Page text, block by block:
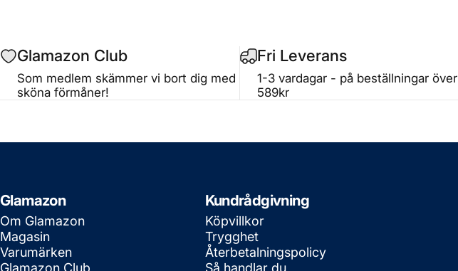
Glamazon Club
Som medlem skämmer vi bort dig med
sköna förmåner!
Fri Leverans
1-3 vardagar - på beställningar över
589kr
Glamazon
Om Glamazon
Magasin
Varumärken
Glamazon Club
Kundrådgivning
Köpvillkor
Trygghet
Återbetalningspolicy
Så handlar du